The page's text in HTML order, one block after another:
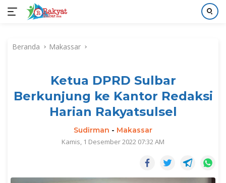
kontenBeranda Makassar
Ketua DPRD Sulbar
Berkunjung ke Kantor Redaksi
Harian Rakyatsulsel
Sudirman - Makassar
Kamis, 1 Desember 2022 07:32 AM